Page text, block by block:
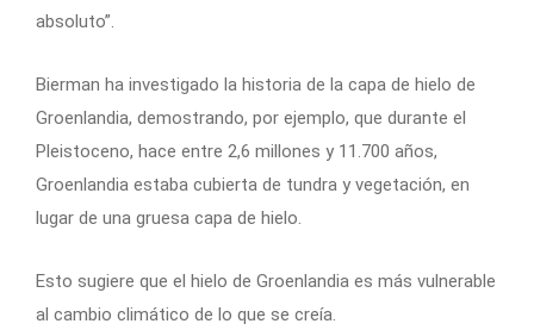
absoluto”.
Bierman ha investigado la historia de la capa de hielo de
Groenlandia, demostrando, por ejemplo, que durante el
Pleistoceno, hace entre 2,6 millones y 11.700 años,
Groenlandia estaba cubierta de tundra y vegetación, en
lugar de una gruesa capa de hielo.
Esto sugiere que el hielo de Groenlandia es más vulnerable
al cambio climático de lo que se creía.